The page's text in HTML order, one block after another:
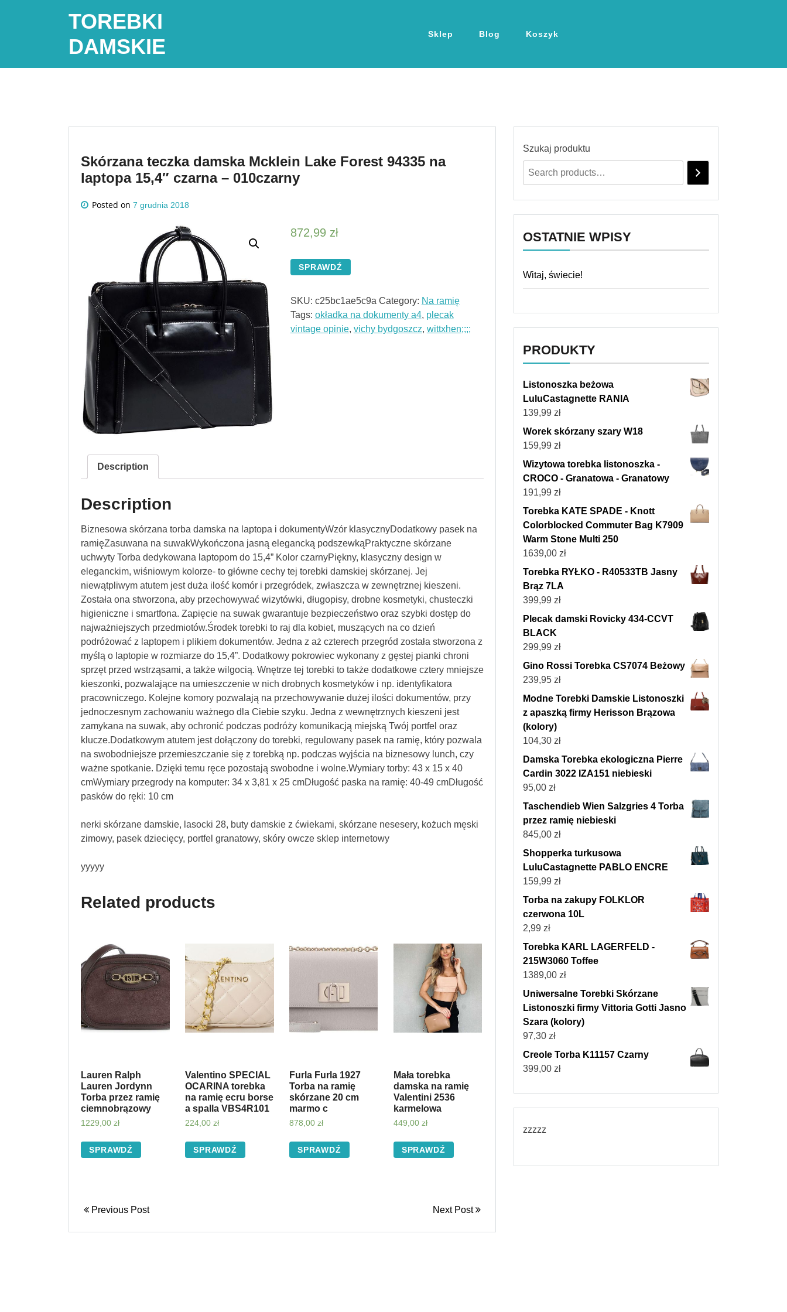
TOREBKI
DAMSKIE
Sklep Blog Koszyk
Skórzana teczka damska Mcklein Lake Forest 94335 na
laptopa 15,4″ czarna – 010czarny
Posted on 7 grudnia 2018
872,99 zł
SPRAWDŹ
SKU: c25bc1ae5c9a Category: Na ramię
Tags: okładka na dokumenty a4, plecak
vintage opinie, vichy bydgoszcz, wittxhen;;;;
Description
Description
Biznesowa skórzana torba damska na laptopa i dokumentyWzór klasycznyDodatkowy pasek na
ramięZasuwana na suwakWykończona jasną elegancką podszewkąPraktyczne skórzane
uchwyty Torba dedykowana laptopom do 15,4” Kolor czarnyPiękny, klasyczny design w
eleganckim, wiśniowym kolorze- to główne cechy tej torebki damskiej skórzanej. Jej
niewątpliwym atutem jest duża ilość komór i przegródek, zwłaszcza w zewnętrznej kieszeni.
Została ona stworzona, aby przechowywać wizytówki, długopisy, drobne kosmetyki, chusteczki
higieniczne i smartfona. Zapięcie na suwak gwarantuje bezpieczeństwo oraz szybki dostęp do
najważniejszych przedmiotów.Środek torebki to raj dla kobiet, muszących na co dzień
podróżować z laptopem i plikiem dokumentów. Jedna z aż czterech przegród została stworzona z
myślą o laptopie w rozmiarze do 15,4”. Dodatkowy pokrowiec wykonany z gęstej pianki chroni
sprzęt przed wstrząsami, a także wilgocią. Wnętrze tej torebki to także dodatkowe cztery mniejsze
kieszonki, pozwalające na umieszczenie w nich drobnych kosmetyków i np. identyfikatora
pracowniczego. Kolejne komory pozwalają na przechowywanie dużej ilości dokumentów, przy
jednoczesnym zachowaniu ważnego dla Ciebie szyku. Jedna z wewnętrznych kieszeni jest
zamykana na suwak, aby ochronić podczas podróży komunikacją miejską Twój portfel oraz
klucze.Dodatkowym atutem jest dołączony do torebki, regulowany pasek na ramię, który pozwala
na swobodniejsze przemieszczanie się z torebką np. podczas wyjścia na biznesowy lunch, czy
ważne spotkanie. Dzięki temu ręce pozostają swobodne i wolne.Wymiary torby: 43 x 15 x 40
cmWymiary przegrody na komputer: 34 x 3,81 x 25 cmDługość paska na ramię: 40-49 cmDługość
pasków do ręki: 10 cm
nerki skórzane damskie, lasocki 28, buty damskie z ćwiekami, skórzane nesesery, kożuch męski
zimowy, pasek dziecięcy, portfel granatowy, skóry owcze sklep internetowy
yyyyy
Related products
Lauren Ralph
Lauren Jordynn
Torba przez ramię
ciemnobrązowy
1229,00 zł
SPRAWDŹ
Valentino SPECIAL
OCARINA torebka
na ramię ecru borse
a spalla VBS4R101
224,00 zł
SPRAWDŹ
Furla Furla 1927
Torba na ramię
skórzane 20 cm
marmo c
878,00 zł
SPRAWDŹ
Mała torebka
damska na ramię
Valentini 2536
karmelowa
449,00 zł
SPRAWDŹ
Previous Post Next Post
Szukaj produktu
OSTATNIE WPISY
Witaj, świecie!
PRODUKTY
Listonoszka beżowa
LuluCastagnette RANIA
139,99 zł
Worek skórzany szary W18
159,99 zł
Wizytowa torebka listonoszka -
CROCO - Granatowa - Granatowy
191,99 zł
Torebka KATE SPADE - Knott
Colorblocked Commuter Bag K7909
Warm Stone Multi 250
1639,00 zł
Torebka RYŁKO - R40533TB Jasny
Brąz 7LA
399,99 zł
Plecak damski Rovicky 434-CCVT
BLACK
299,99 zł
Gino Rossi Torebka CS7074 Beżowy
239,95 zł
Modne Torebki Damskie Listonoszki
z apaszką firmy Herisson Brązowa
(kolory)
104,30 zł
Damska Torebka ekologiczna Pierre
Cardin 3022 IZA151 niebieski
95,00 zł
Taschendieb Wien Salzgries 4 Torba
przez ramię niebieski
845,00 zł
Shopperka turkusowa
LuluCastagnette PABLO ENCRE
159,99 zł
Torba na zakupy FOLKLOR
czerwona 10L
2,99 zł
Torebka KARL LAGERFELD -
215W3060 Toffee
1389,00 zł
Uniwersalne Torebki Skórzane
Listonoszki firmy Vittoria Gotti Jasno
Szara (kolory)
97,30 zł
Creole Torba K11157 Czarny
399,00 zł
zzzzz